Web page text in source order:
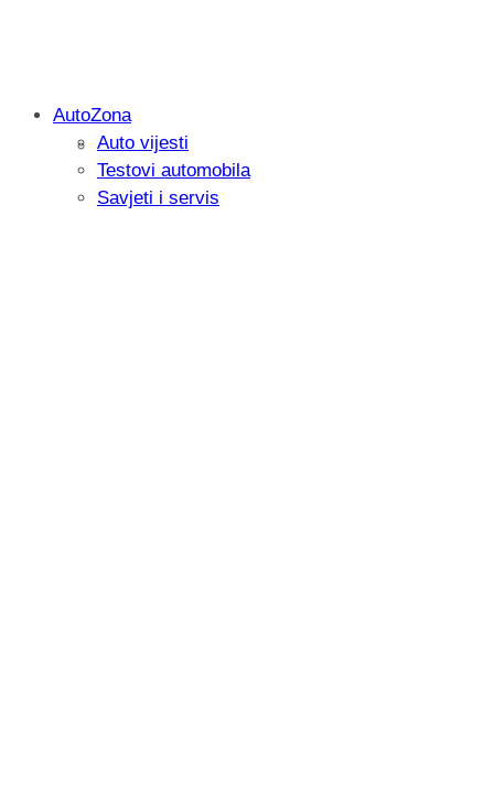
Savjetujemo: Što učiniti kada vaš
AutoZona
Auto vijesti
Testovi automobila
Savjeti i servis